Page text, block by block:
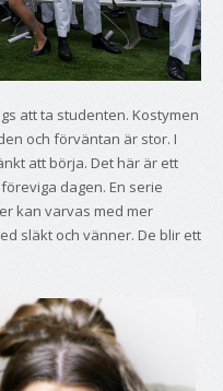
att ta studenten. Kostymen
och förväntan är stor. I
att börja. Det här är ett
dagen. En serie
kan varvas med mer
släkt och vänner. De blir ett